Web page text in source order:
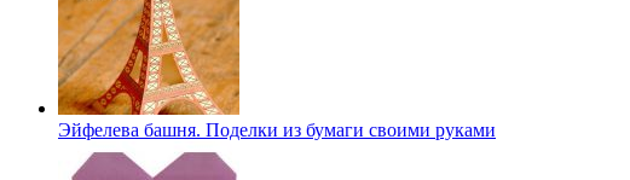
Эйфелева башня. Поделки из бумаги своими руками